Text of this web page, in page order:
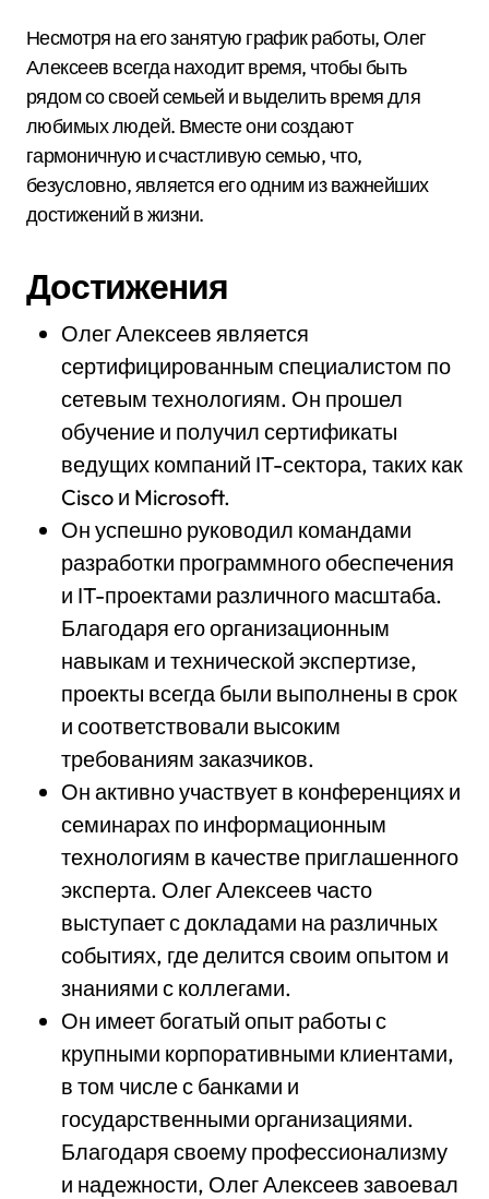
Несмотря на его занятую график работы, Олег
Алексеев всегда находит время, чтобы быть
рядом со своей семьей и выделить время для
любимых людей. Вместе они создают
гармоничную и счастливую семью, что,
безусловно, является его одним из важнейших
достижений в жизни.
Достижения
Олег Алексеев является
сертифицированным специалистом по
сетевым технологиям. Он прошел
обучение и получил сертификаты
ведущих компаний IT-сектора, таких как
Cisco и Microsoft.
Он успешно руководил командами
разработки программного обеспечения
и IT-проектами различного масштаба.
Благодаря его организационным
навыкам и технической экспертизе,
проекты всегда были выполнены в срок
и соответствовали высоким
требованиям заказчиков.
Он активно участвует в конференциях и
семинарах по информационным
технологиям в качестве приглашенного
эксперта. Олег Алексеев часто
выступает с докладами на различных
событиях, где делится своим опытом и
знаниями с коллегами.
Он имеет богатый опыт работы с
крупными корпоративными клиентами,
в том числе с банками и
государственными организациями.
Благодаря своему профессионализму
и надежности, Олег Алексеев завоевал